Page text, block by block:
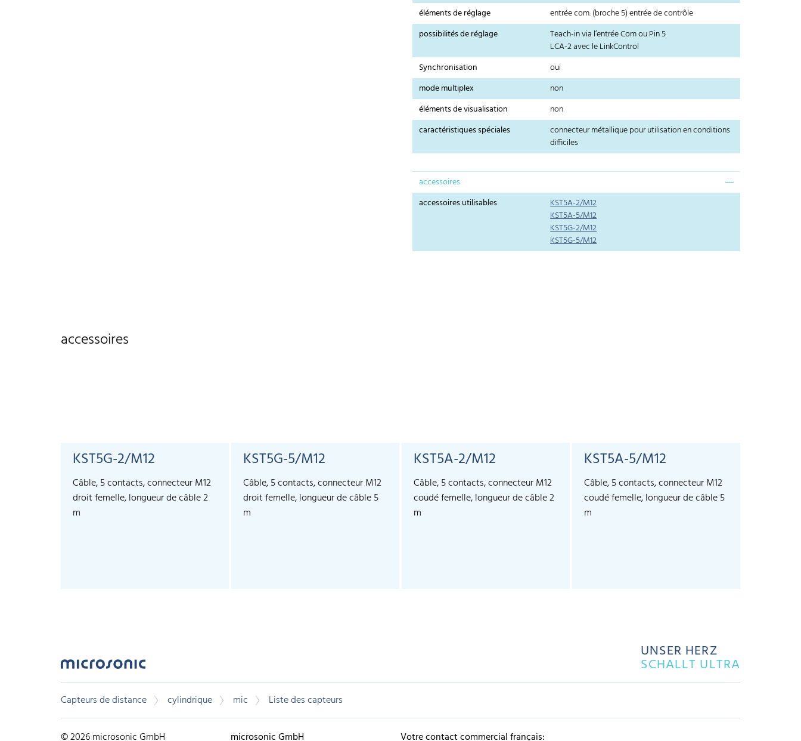
éléments de réglage
entrée com. (broche 5) entrée de contrôle
possibilités de réglage
Teach-in via l’entrée Com ou Pin 5
LCA-2 avec le LinkControl
Synchronisation
oui
mode multiplex
non
éléments de visualisation
non
caractéristiques spéciales
connecteur métallique pour utilisation en conditions
difficiles
accessoires
accessoires utilisables
KST5A-2/M12
KST5A-5/M12
KST5G-2/M12
KST5G-5/M12
accessoires
KST5G-2/M12
Câble, 5 contacts, connecteur M12
droit femelle, longueur de câble 2
m
KST5G-5/M12
Câble, 5 contacts, connecteur M12
droit femelle, longueur de câble 5
m
KST5A-2/M12
Câble, 5 contacts, connecteur M12
coudé femelle, longueur de câble 2
m
KST5A-5/M12
Câble, 5 contacts, connecteur M12
coudé femelle, longueur de câble 5
m
UNSER HERZ
SCHALLT ULTRA
Capteurs de distance cylindrique mic Liste des capteurs
© 2026 microsonic GmbH microsonic GmbH Votre contact commercial français: